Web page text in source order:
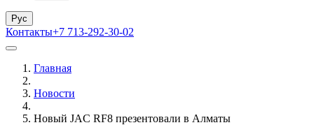
Рус
Контакты+7 713-292-30-02
Главная
Новости
Новый JAC RF8 презентовали в Алматы